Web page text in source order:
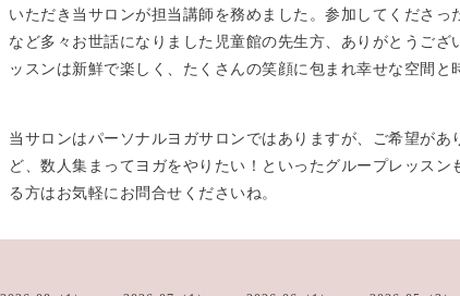
いただき当サロンが担当講師を務めました。参加してくださっ
など多々お世話になりました児童館の先生方、ありがとうござ
ッスンは新鮮で楽しく、たくさんの笑顔に包まれ幸せな空間と
当サロンはパーソナルヨガサロンではありますが、ご希望があ
ど、数人集まってヨガをやりたい！といったグループレッスン
る方はお気軽にお問合せくださいね。